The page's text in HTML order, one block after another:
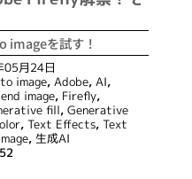
imageを試す！
05月24日
image, Adobe, AI,
image, Firefly,
fill, Generative
, Text Effects, Text
, 生成AI